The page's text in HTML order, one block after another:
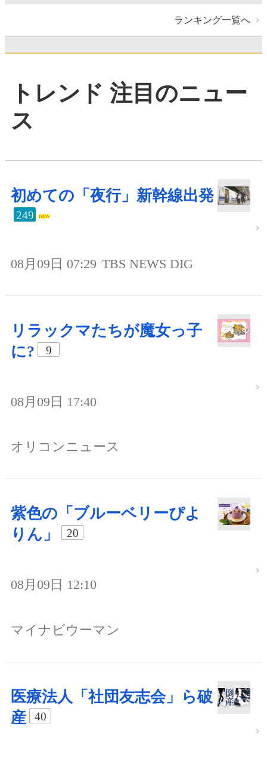
ランキング一覧へ
トレンド 注目のニュー
ス
初めての「夜行」新幹線出発
249
08月09日 07:29 TBS NEWS DIG
リラックマたちが魔女っ子
に?
9
08月09日 17:40
オリコンニュース
紫色の「ブルーベリーぴよ
りん」
20
08月09日 12:10
マイナビウーマン
医療法人「社団友志会」ら破
産
40